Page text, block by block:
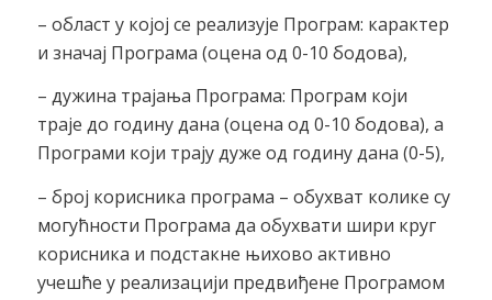
– област у којој се реализује Програм: карактер
и значај Програма (оцена од 0-10 бодова),
– дужина трајања Програма: Програм који
траје до годину дана (оцена од 0-10 бодова), а
Програми који трају дуже од годину дана (0-5),
– број корисника програма – обухват колике су
могућности Програма да обухвати шири круг
корисника и подстакне њихово активно
учешће у реализацији предвиђене Програмом